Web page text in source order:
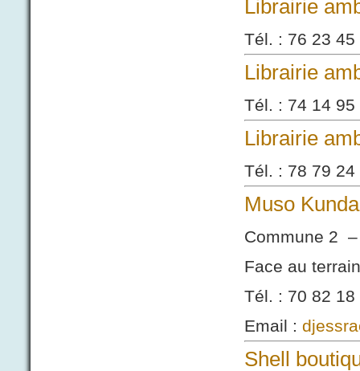
Librairie
Tél. : 76 23 45
Librairie
Tél. : 74 14 95
Librairie
Tél. : 78 79 24
Muso
Commune 2
Face au
Tél. : 70 82 18
Email :
Shell